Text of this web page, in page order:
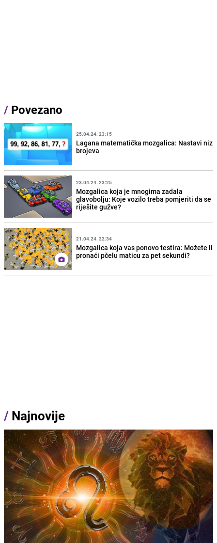
/ Povezano
25.04.24. 23:15
Lagana matematička mozgalica: Nastavi niz
brojeva
23.04.24. 23:25
Mozgalica koja je mnogima zadala
glavobolju: Koje vozilo treba pomjeriti da se
riješite gužve?
21.04.24. 22:34
Mozgalica koja vas ponovo testira: Možete li
pronaći pčelu maticu za pet sekundi?
/ Najnovije